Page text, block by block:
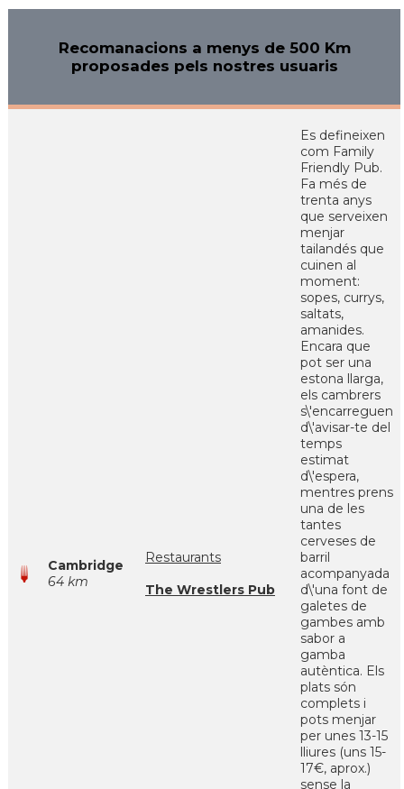
Recomanacions a menys de 500 Km
proposades pels nostres usuaris
Cambridge
64 km
Restaurants
The Wrestlers Pub
Es defineixen
com Family
Friendly Pub.
Fa més de
trenta anys
que serveixen
menjar
tailandés que
cuinen al
moment:
sopes, currys,
saltats,
amanides.
Encara que
pot ser una
estona llarga,
els cambrers
s\'encarreguen
d\'avisar-te del
temps
estimat
d\'espera,
mentres prens
una de les
tantes
cerveses de
barril
acompanyada
d\'una font de
galetes de
gambes amb
sabor a
gamba
autèntica. Els
plats són
complets i
pots menjar
per unes 13-15
lliures (uns 15-
17€, aprox.)
sense la